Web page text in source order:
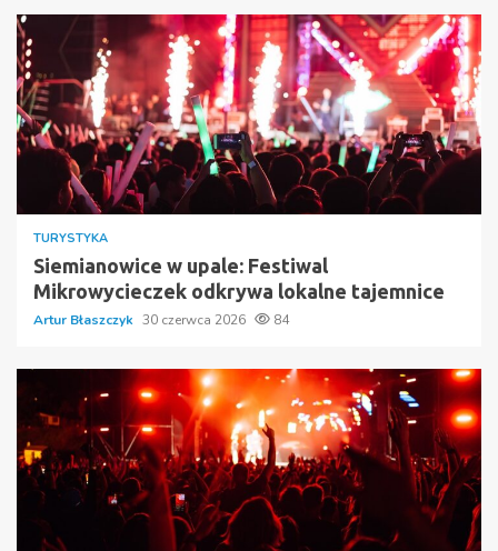
TURYSTYKA
Siemianowice w upale: Festiwal
Mikrowycieczek odkrywa lokalne tajemnice
Artur Błaszczyk 30 czerwca 2026 84